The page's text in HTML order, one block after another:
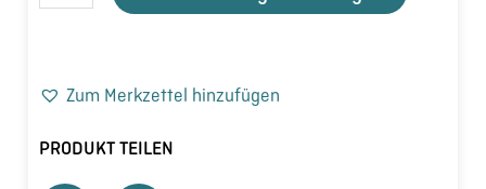
Zum Merkzettel hinzufügen
PRODUKT TEILEN